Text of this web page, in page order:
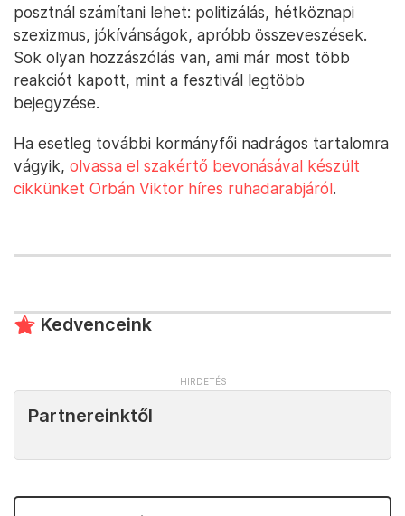
posztnál számítani lehet: politizálás, hétköznapi
szexizmus, jókívánságok, apróbb összeveszések.
Sok olyan hozzászólás van, ami már most több
reakciót kapott, mint a fesztivál legtöbb
bejegyzése.
Ha esetleg további kormányfői nadrágos tartalomra
vágyik, olvassa el szakértő bevonásával készült
cikkünket Orbán Viktor híres ruhadarabjáról.
Kedvenceink
Partnereinktől